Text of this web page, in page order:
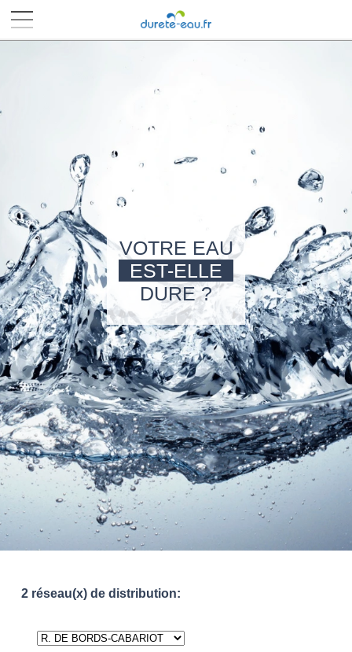
VOTRE EAU
EST-ELLE
DURE ?
2 réseau(x) de distribution: